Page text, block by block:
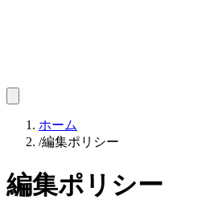
ホーム
/編集ポリシー
編集ポリシー